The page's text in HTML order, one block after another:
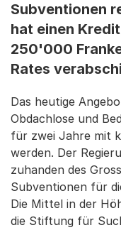
Subventionen
hat einen
250'000
Rates
Das heutige
Obdachlose und
für zwei Jahre mit
werden. Der
zuhanden des
Subventionen für
Die Mittel in der
die Stiftung für